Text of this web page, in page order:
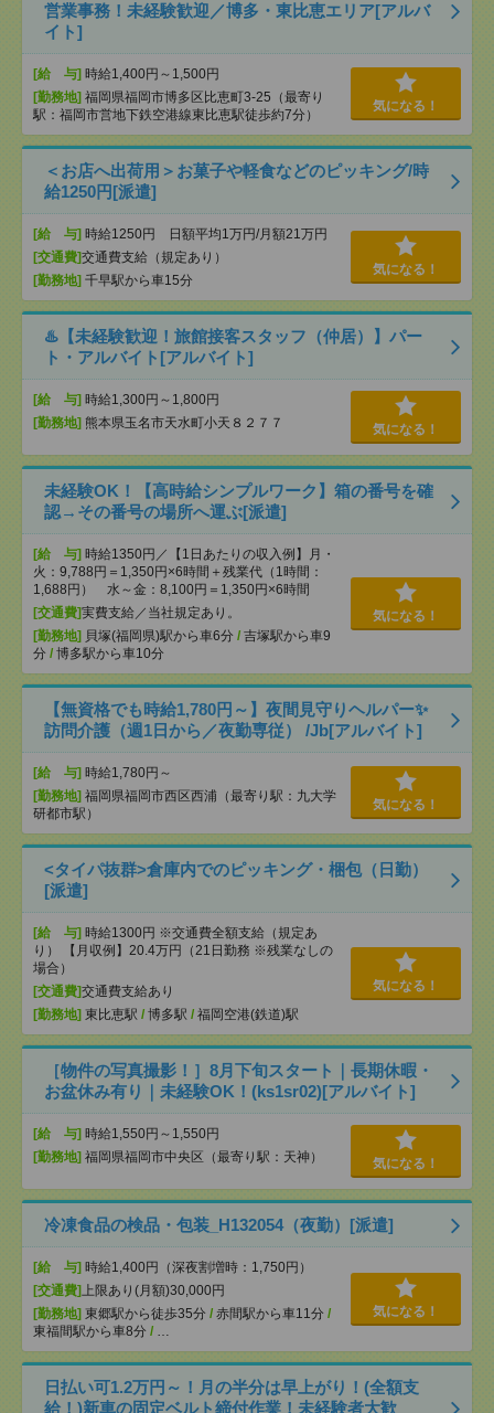
営業事務！未経験歓迎／博多・東比恵エリア[アルバ
イト]
[給 与] 時給1,400円～1,500円
[勤務地] 福岡県福岡市博多区比恵町3-25（最寄り
駅：福岡市営地下鉄空港線東比恵駅徒歩約7分）
気になる！
＜お店へ出荷用＞お菓子や軽食などのピッキング/時
給1250円[派遣]
[給 与] 時給1250円 日額平均1万円/月額21万円
[交通費]交通費支給（規定あり）
[勤務地] 千早駅から車15分
気になる！
♨️【未経験歓迎！旅館接客スタッフ（仲居）】パー
ト・アルバイト[アルバイト]
[給 与] 時給1,300円～1,800円
[勤務地] 熊本県玉名市天水町小天８２７７ 気になる！
未経験OK！【高時給シンプルワーク】箱の番号を確
認→その番号の場所へ運ぶ[派遣]
[給 与] 時給1350円／【1日あたりの収入例】月・
火：9,788円＝1,350円×6時間＋残業代（1時間：
1,688円） 水～金：8,100円＝1,350円×6時間
[交通費]実費支給／当社規定あり。
[勤務地] 貝塚(福岡県)駅から車6分 / 吉塚駅から車9
分 / 博多駅から車10分
気になる！
【無資格でも時給1,780円～】夜間見守りヘルパー✨
訪問介護（週1日から／夜勤専従） /Jb[アルバイト]
[給 与] 時給1,780円～
[勤務地] 福岡県福岡市西区西浦（最寄り駅：九大学
研都市駅）
気になる！
<タイパ抜群>倉庫内でのピッキング・梱包（日勤）
[派遣]
[給 与] 時給1300円 ※交通費全額支給（規定あ
り） 【月収例】20.4万円（21日勤務 ※残業なしの
場合）
[交通費]交通費支給あり
[勤務地] 東比恵駅 / 博多駅 / 福岡空港(鉄道)駅
気になる！
［物件の写真撮影！］8月下旬スタート｜長期休暇・
お盆休み有り｜未経験OK！(ks1sr02)[アルバイト]
[給 与] 時給1,550円～1,550円
[勤務地] 福岡県福岡市中央区（最寄り駅：天神） 気になる！
冷凍食品の検品・包装_H132054（夜勤）[派遣]
[給 与] 時給1,400円（深夜割増時：1,750円）
[交通費] 上限あり(月額)30,000円
[勤務地] 東郷駅から徒歩35分 / 赤間駅から車11分 /
東福間駅から車8分 / …
気になる！
日払い可1.2万円～！月の半分は早上がり！(全額支
給！)新車の固定ベルト締付作業！未経験者大歓